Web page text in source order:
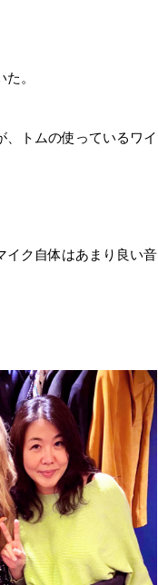
。
、トムの使っているワイ
イク自体はあまり良い音